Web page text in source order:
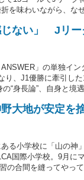
を味わいながら、な
ない」 Jリ
」の単独イ
、J1優勝に牽引し
“身長論”、自身と境
大地が安定を
る小学校に「山の神
国際小学校。9月に
の合間を縫ってやっ